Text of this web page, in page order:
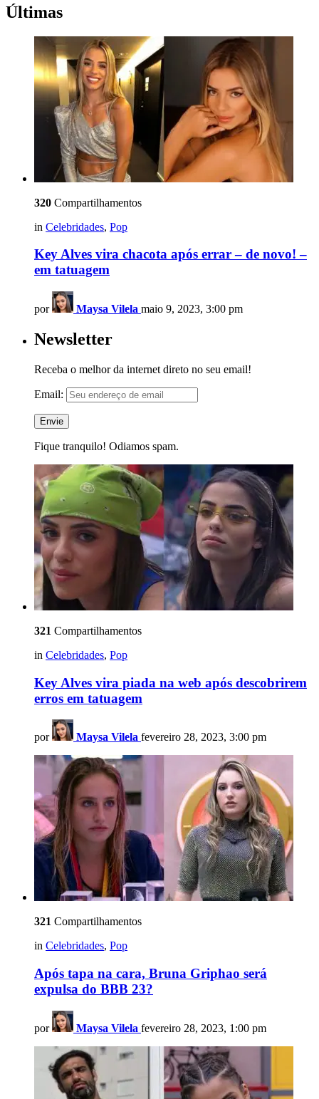
Últimas
320 Compartilhamentos
in Celebridades, Pop
Key Alves vira chacota após errar – de novo! –
em tatuagem
por Maysa Vilela maio 9, 2023, 3:00 pm
Newsletter
Receba o melhor da internet direto no seu email!
Email:
Fique tranquilo! Odiamos spam.
321 Compartilhamentos
in Celebridades, Pop
Key Alves vira piada na web após descobrirem
erros em tatuagem
por Maysa Vilela fevereiro 28, 2023, 3:00 pm
321 Compartilhamentos
in Celebridades, Pop
Após tapa na cara, Bruna Griphao será
expulsa do BBB 23?
por Maysa Vilela fevereiro 28, 2023, 1:00 pm